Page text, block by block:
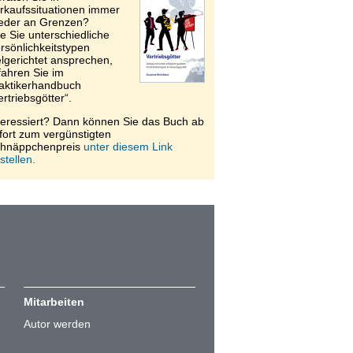
immer
an Grenzen?
Sie unterschiedliche
ansprechen,
Sie im
Dann können Sie das Buch ab
zum vergünstigten
unter diesem Link
Mitarbeiten
Autor werden